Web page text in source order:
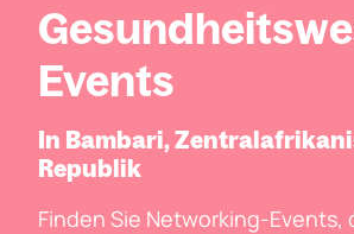
Events
In Bambari,
Republik
Finden Sie Networking-Events,